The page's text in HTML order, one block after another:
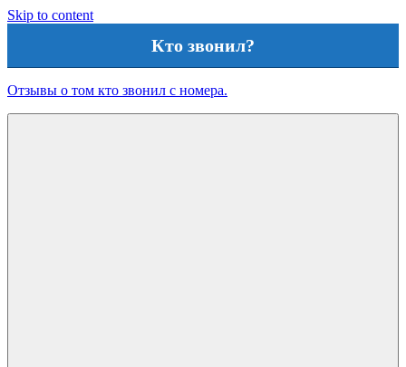
Skip to content
Кто звонил?
Отзывы о том кто звонил с номера.